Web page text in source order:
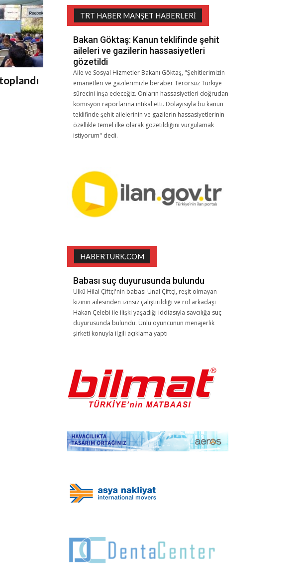
TRT HABER MANŞET HABERLERI
Bakan Göktaş: Kanun teklifinde şehit
aileleri ve gazilerin hassasiyetleri
gözetildi
Aile ve Sosyal Hizmetler Bakanı Göktaş, "Şehitlerimizin
emanetleri ve gazilerimizle beraber Terörsüz Türkiye
sürecini inşa edeceğiz. Onların hassasiyetleri doğrudan
komisyon raporlarına intikal etti. Dolayısıyla bu kanun
teklifinde şehit ailelerinin ve gazilerin hassasiyetlerinin
özellikle temel ilke olarak gözetildiğini vurgulamak
istiyorum" dedi.
HABERTURK.COM
Babası suç duyurusunda bulundu
Ülkü Hilal Çiftçi'nin babası Ünal Çiftçi, reşit olmayan
kızının ailesinden izinsiz çalıştırıldığı ve rol arkadaşı
Hakan Çelebi ile ilişki yaşadığı iddiasıyla savcılığa suç
duyurusunda bulundu. Ünlü oyuncunun menajerlik
şirketi konuyla ilgili açıklama yaptı